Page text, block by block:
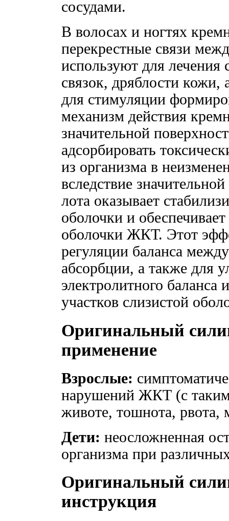
сосудами.
В волосах и ногтях
перекрестные связи
используют для лечения
связок, дряблости кожи,
для стимуляции
механизм действия
значительной
адсорбировать
из организма в
вследствие
лота оказывает
оболочки и
оболочки ЖКТ. Этот
регуляции баланса
абсорбции, а также для
электролитного
участков слизистой
Оригинальный
применение
Взрослые:
нарушений ЖКТ (с
животе, тошнота, рвота,
Дети: неосложненная
организма при
Оригинальный
инструкция